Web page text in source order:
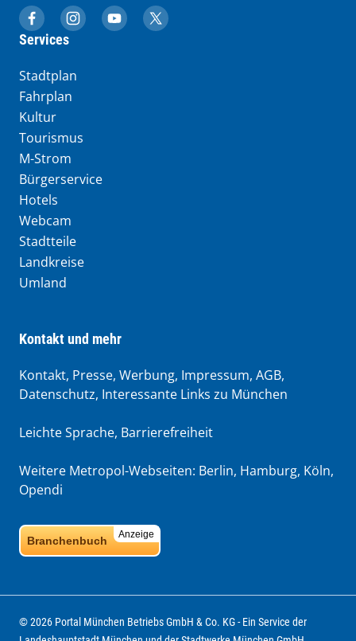
muenchen.de auf Facebook
muenchen.de auf Instagram
muenchen.de auf YouTube
muenchen.de auf X
Services
Stadtplan
Fahrplan
Kultur
Tourismus
M-Strom
Bürgerservice
Hotels
Webcam
Stadtteile
Landkreise
Umland
Kontakt und mehr
Kontakt, Presse, Werbung, Impressum, AGB,
Datenschutz, Interessante Links zu München
Leichte Sprache, Barrierefreiheit
Weitere Metropol-Webseiten: Berlin, Hamburg, Köln,
Opendi
Anzeige
Branchenbuch
© 2026 Portal München Betriebs GmbH & Co. KG - Ein Service der